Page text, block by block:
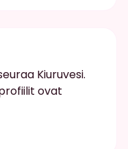
Kiuruvesi.
ovat